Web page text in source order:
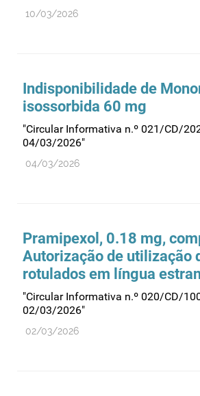
10/03/2026
Indisponibilidade de
isossorbida 60 mg
"Circular Informativa n.º 021/CD/
04/03/2026"
04/03/2026
Pramipexol, 0.18 mg,
Autorização de utilização
rotulados em língua
"Circular Informativa n.º 020/CD/
02/03/2026"
02/03/2026